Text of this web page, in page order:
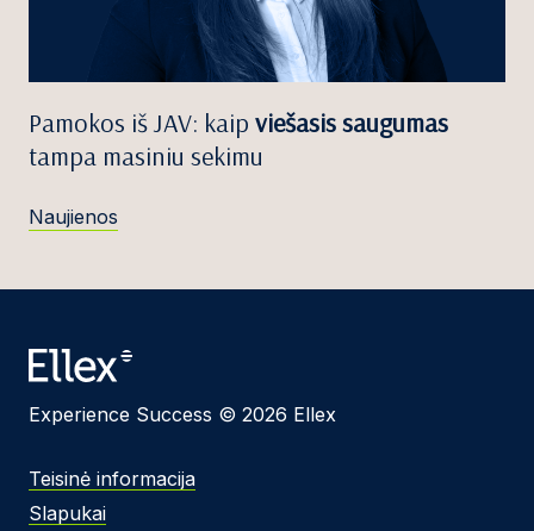
Pamokos iš JAV: kaip viešasis saugumas
tampa masiniu sekimu
Naujienos
Experience Success © 2026 Ellex
Teisinė informacija
Slapukai